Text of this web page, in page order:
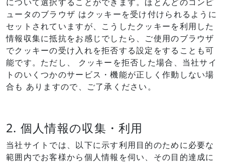
ュータのブラウザ はクッキーを受け付けられるように
セットされていますが、こうしたクッキーを利用した
情報収集に抵抗をお感じでしたら、ご使用のブラウザ
でクッキーの受け入れを拒否する設定をすることも可
能です。ただし、 クッキーを拒否した場合、当社サイ
トのいくつかのサービス・機能が正しく作動しない場
合も ありますので、ご了承ください。
2. 個人情報の収集・利用
当社サイトでは、以下に示す利用目的のために必要な
範囲内でお客様から個人情報を伺い、その目的達成に